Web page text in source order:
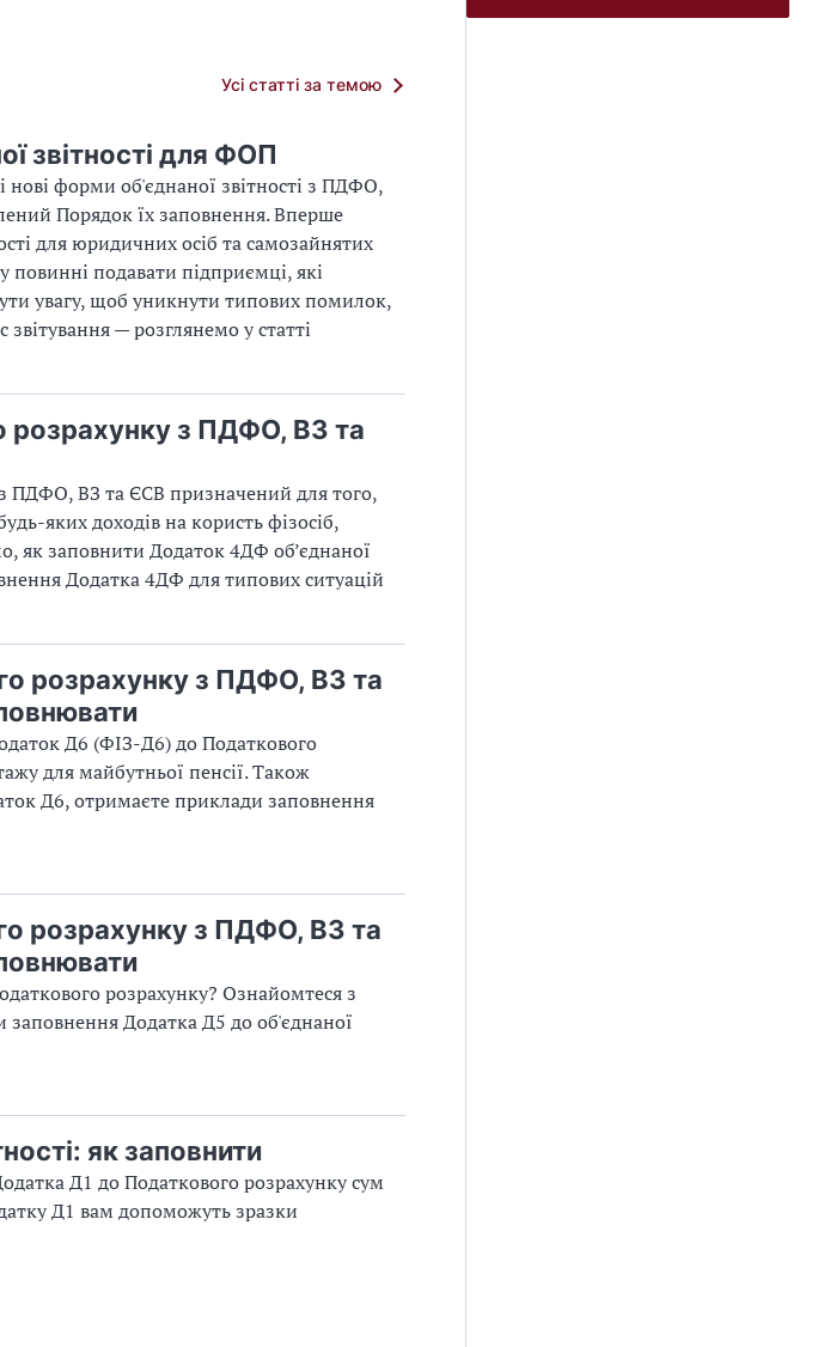
Усі статті за темою
звітності для ФОП
форми об'єднаної звітності з ПДФО,
Порядок їх заповнення. Вперше
для юридичних осіб та самозайнятих
повинні подавати підприємці, які
увагу, щоб уникнути типових помилок,
звітування — розглянемо у статті
з ПДФО, ВЗ та
ПДФО, ВЗ та ЄСВ призначений для того,
яких доходів на користь фізосіб,
як заповнити Додаток 4ДФ об’єднаної
Додатка 4ДФ для типових ситуацій
розрахунку з ПДФО, ВЗ та
Д6 (ФІЗ-Д6) до Податкового
для майбутньої пенсії. Також
Д6, отримаєте приклади заповнення
розрахунку з ПДФО, ВЗ та
розрахунку? Ознайомтеся з
заповнення Додатка Д5 до об'єднаної
як заповнити
Д1 до Податкового розрахунку сум
Д1 вам допоможуть зразки